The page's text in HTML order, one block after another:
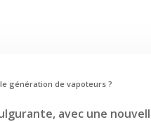
génération de vapoteurs ?
avec une